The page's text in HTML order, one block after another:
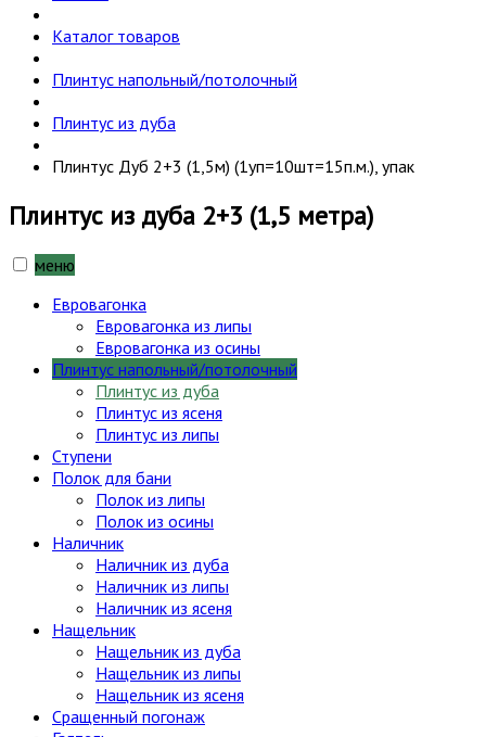
Каталог товаров
Плинтус напольный/потолочный
Плинтус из дуба
Плинтус Дуб 2+3 (1,5м) (1уп=10шт=15п.м.), упак
Плинтус из дуба 2+3 (1,5 метра)
меню
Евровагонка
Евровагонка из липы
Евровагонка из осины
Плинтус напольный/потолочный
Плинтус из дуба
Плинтус из ясеня
Плинтус из липы
Ступени
Полок для бани
Полок из липы
Полок из осины
Наличник
Наличник из дуба
Наличник из липы
Наличник из ясеня
Нащельник
Нащельник из дуба
Нащельник из липы
Нащельник из ясеня
Сращенный погонаж